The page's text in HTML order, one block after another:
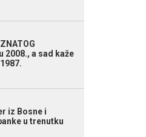
2008., a sad kaže
iz Bosne i
u trenutku